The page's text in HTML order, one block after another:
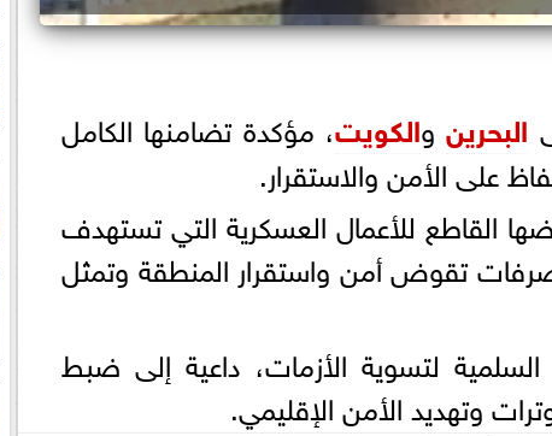
البحرينوالكويت، مؤكدة تضامنها الكامل
على الأمن والاستقرار.
القاطع للأعمال العسكرية التي تستهدف
تقوض أمن واستقرار المنطقة وتمثل
لتسوية الأزمات، داعية إلى ضبط
وتهديد الأمن الإقليمي.